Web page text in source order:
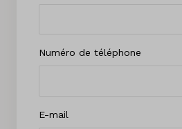
Numéro de téléphone
E-mail